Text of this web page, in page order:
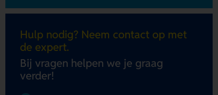
Hulp nodig? Neem contact op met
de expert.
Bij vragen helpen we je graag
verder!